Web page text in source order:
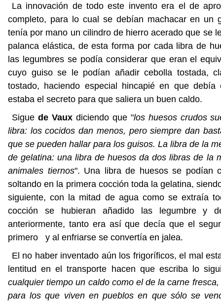
La innovación de todo este invento era el de
completo, para lo cual se debían machacar en un
tenía por mano un cilindro de hierro acerado que se
palanca elástica, de esta forma por cada libra de
las legumbres se podía considerar que eran el
cuyo guiso se le podían añadir cebolla tostada,
tostado, haciendo especial hincapié en que
estaba el secreto para que saliera un buen caldo.
Sigue de Vauxdiciendo que "los huesos crudos
libra: los cocidos dan menos, pero siempre dan
que se pueden hallar para los guisos. La libra de la
de gelatina: una libra de huesos da dos libras de la
animales tiernos". Una libra de huesos se podían
soltando en la primera cocción toda la gelatina,
siguiente, con la mitad de agua como se extraía
cocción se hubieran añadido las legumbre y
anteriormente, tanto era así que decía que el
primero y al enfriarse se convertía en jalea.
El no haber inventado aún los frigoríficos, el mal
lentitud en el transporte hacen que escriba lo
cualquier tiempo un caldo como el de la carne
para los que viven en pueblos en que sólo se